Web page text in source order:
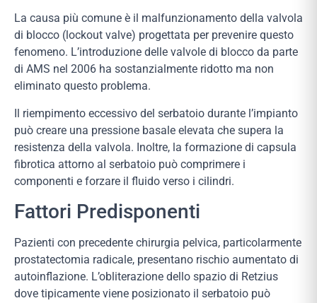
La causa più comune è il malfunzionamento della valvola
di blocco (lockout valve) progettata per prevenire questo
fenomeno. L’introduzione delle valvole di blocco da parte
di AMS nel 2006 ha sostanzialmente ridotto ma non
eliminato questo problema.
Il riempimento eccessivo del serbatoio durante l’impianto
può creare una pressione basale elevata che supera la
resistenza della valvola. Inoltre, la formazione di capsula
fibrotica attorno al serbatoio può comprimere i
componenti e forzare il fluido verso i cilindri.
Fattori Predisponenti
Pazienti con precedente chirurgia pelvica, particolarmente
prostatectomia radicale, presentano rischio aumentato di
autoinflazione. L’obliterazione dello spazio di Retzius
dove tipicamente viene posizionato il serbatoio può